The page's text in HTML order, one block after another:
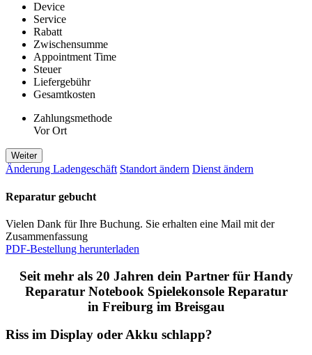
Device
Service
Rabatt
Zwischensumme
Appointment Time
Steuer
Liefergebühr
Gesamtkosten
Zahlungsmethode
Vor Ort
Weiter
Änderung Ladengeschäft Standort ändern Dienst ändern
Reparatur gebucht
Vielen Dank für Ihre Buchung. Sie erhalten eine Mail mit der
Zusammenfassung
PDF-Bestellung herunterladen
Seit mehr als 20 Jahren dein Partner für Handy
Reparatur Notebook Spielekonsole Reparatur
in Freiburg im Breisgau
Riss im Display oder Akku schlapp?